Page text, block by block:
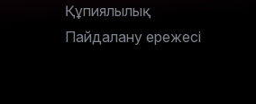
Құпиялылық
Пайдалану ережесі